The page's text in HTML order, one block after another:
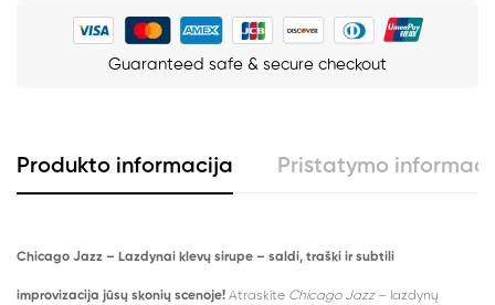
Guaranteed safe & secure checkout
Produkto informacija Pristatymo
Chicago Jazz – Lazdynai klevų sirupe – saldi, traški ir subtili
improvizacija jūsų skonių scenoje! Atraskite Chicago Jazz– lazdynų